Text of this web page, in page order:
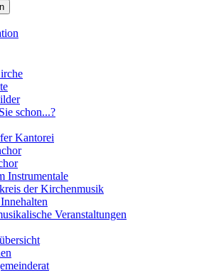
schon...?
Kantorei
Instrumentale
der Kirchenmusik
Veranstaltungen